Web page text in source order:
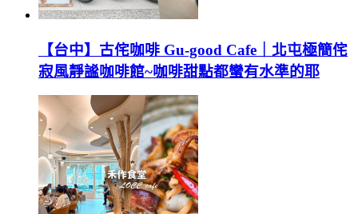
【台中】古侘咖啡 Gu-good Cafe｜北屯極簡侘
寂風靜謐咖啡館~咖啡甜點都蠻有水準的耶